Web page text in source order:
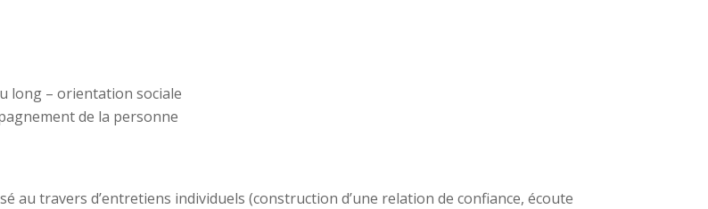
long – orientation sociale
de la personne
au travers d’entretiens individuels (construction d’une relation de confiance, écoute